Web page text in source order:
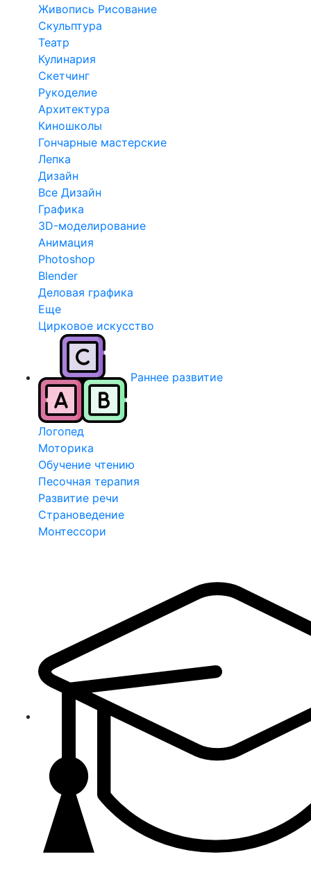
Живопись Рисование
Скульптура
Театр
Кулинария
Скетчинг
Рукоделие
Архитектура
Киношколы
Гончарные мастерские
Лепка
Дизайн
Все Дизайн
Графика
3D-моделирование
Анимация
Photoshop
Blender
Деловая графика
Еще
Цирковое искусство
Раннее развитие
Логопед
Моторика
Обучение чтению
Песочная терапия
Развитие речи
Страноведение
Монтессори